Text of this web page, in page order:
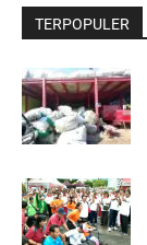
TERPOPULER